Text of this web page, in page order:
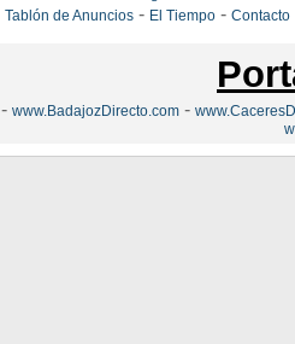
Tablón de Anuncios - El Tiempo -Contacto
- www.BadajozDirecto.com -